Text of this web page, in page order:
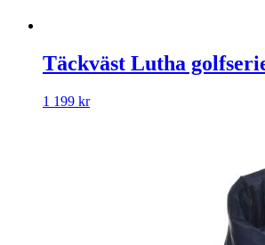
Täckväst Lutha
1 199 kr